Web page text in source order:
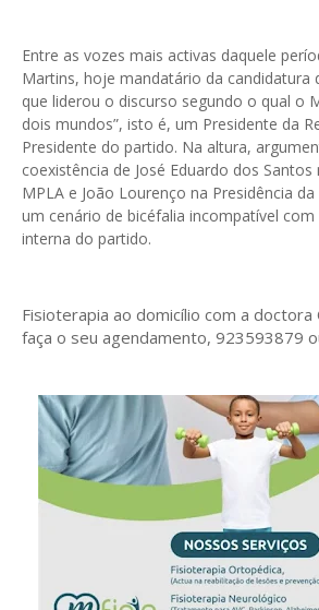
Entre as vozes mais activas daquele
Martins, hoje mandatário da candidatura
que liderou o discurso segundo o qual o
dois mundos”, isto é, um Presidente da
Presidente do partido. Na altura,
coexistência de José Eduardo dos Santos
MPLA e João Lourenço na Presidência
um cenário de bicéfalia incompatível com
interna do partido.
Fisioterapia ao domicílio com a doctora
faça o seu agendamento, 923593879